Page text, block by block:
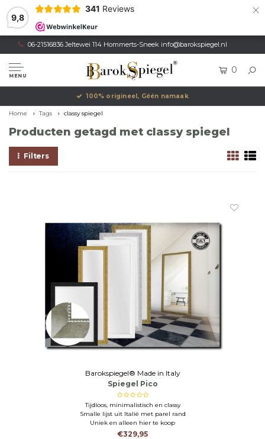
9,8
341 Reviews ×
06-21516836 Jeltewei 114 Hommerts-Sneek info@barokspiegel.nl
MENU
0
100% origineel, Géén namaak
Home Tags classy spiegel
Producten getagd met classy spiegel
Filters
Barokspiegel® Made in Italy
Spiegel Pico
Tijdloos, minimalistisch en classy
Smalle lijst uit Italië met parel rand
Uniek en alleen hier te koop
€329,95